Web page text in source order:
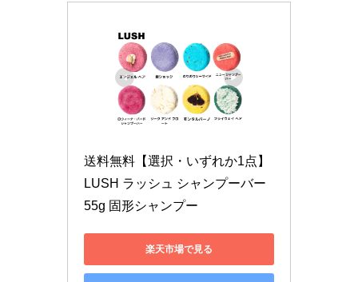
送料無料【選択・いずれか1点】
LUSH ラッシュ シャンプーバー
55g 固形シャンプー
楽天市場で見る